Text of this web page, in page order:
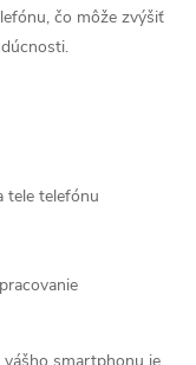
čo môže zvýšiť
tele telefónu